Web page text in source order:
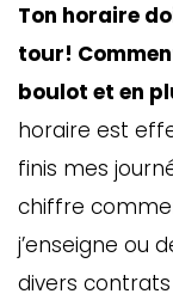
Ton horaire
tour!
boulot et en
horaire est
finis mes
chiffre
j’enseigne ou
divers